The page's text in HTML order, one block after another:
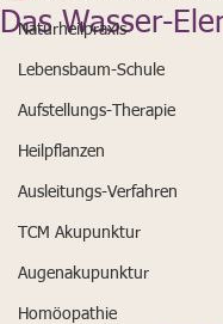
Naturheilpraxis
Lebensbaum-Schule
Aufstellungs-Therapie
Heilpflanzen
Ausleitungs-Verfahren
TCM Akupunktur
Augenakupunktur
Homöopathie
Das Wasser-